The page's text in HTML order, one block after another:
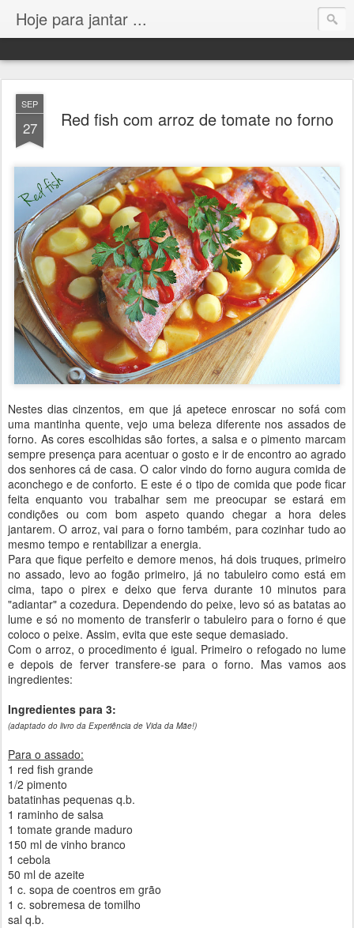
Hoje para jantar ...
SEP
27 Red fish com arroz de tomate no forno
Nestes dias cinzentos, em que já apetece enroscar no sofá com
uma mantinha quente, vejo uma beleza diferente nos assados de
forno. As cores escolhidas são fortes, a salsa e o pimento marcam
sempre presença para acentuar o gosto e ir de encontro ao agrado
dos senhores cá de casa. O calor vindo do forno augura comida de
aconchego e de conforto. E este é o tipo de comida que pode ficar
feita enquanto vou trabalhar sem me preocupar se estará em
condições ou com bom aspeto quando chegar a hora deles
jantarem. O arroz, vai para o forno também, para cozinhar tudo ao
mesmo tempo e rentabilizar a energia.
Para que fique perfeito e demore menos, há dois truques, primeiro
no assado, levo ao fogão primeiro, já no tabuleiro como está em
cima, tapo o pirex e deixo que ferva durante 10 minutos para
"adiantar" a cozedura. Dependendo do peixe, levo só as batatas ao
lume e só no momento de transferir o tabuleiro para o forno é que
coloco o peixe. Assim, evita que este seque demasiado.
Com o arroz, o procedimento é igual. Primeiro o refogado no lume
e depois de ferver transfere-se para o forno. Mas vamos aos
ingredientes:
Ingredientes para 3:
(adaptado do livro da Experiência de Vida da Mãe!)
Para o assado:
1 red fish grande
1/2 pimento
batatinhas pequenas q.b.
1 raminho de salsa
1 tomate grande maduro
150 ml de vinho branco
1 cebola
50 ml de azeite
1 c. sopa de coentros em grão
1 c. sobremesa de tomilho
sal q.b.